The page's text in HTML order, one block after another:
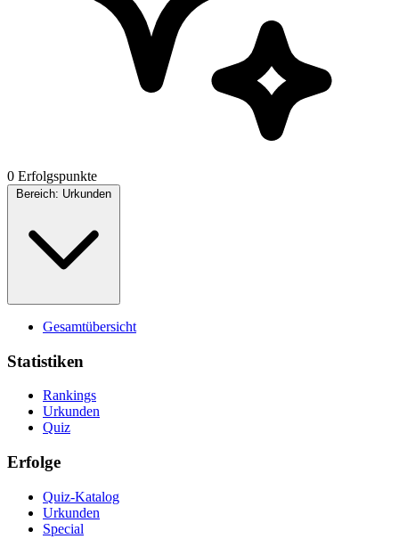
0 Erfolgspunkte
Bereich: Urkunden
Gesamtübersicht
Statistiken
Rankings
Urkunden
Quiz
Erfolge
Quiz-Katalog
Urkunden
Special